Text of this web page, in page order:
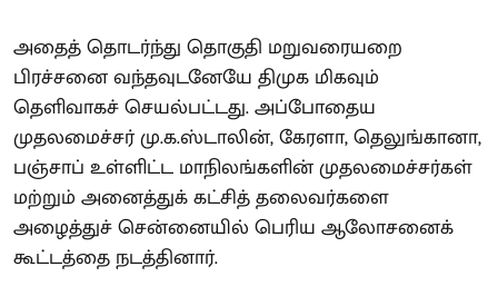
அதைத் தொடர்ந்து தொகுதி மறுவரையறை
பிரச்சனை வந்தவுடனேயே திமுக மிகவும்
தெளிவாகச் செயல்பட்டது. அப்போதைய
முதலமைச்சர் மு.க.ஸ்டாலின், கேரளா, தெலுங்கானா,
பஞ்சாப் உள்ளிட்ட மாநிலங்களின் முதலமைச்சர்கள்
மற்றும் அனைத்துக் கட்சித் தலைவர்களை
அழைத்துச் சென்னையில் பெரிய ஆலோசனைக்
கூட்டத்தை நடத்தினார்.